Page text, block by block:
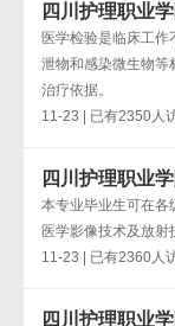
四川护理职业
医学检验是临床工
泄物和感染微生物等
治疗依据。
11-23 | 已有2350人
四川护理职业
本专业毕业生可在各
医学影像技术及放射
11-23 | 已有2360人
四川护理职业